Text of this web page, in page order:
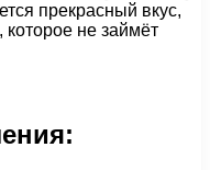
прекрасный вкус,
которое не займёт